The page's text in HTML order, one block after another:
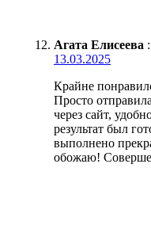
Агата Елисеева :
13.03.2025
Крайне
Просто
через сайт,
результат был
выполнено
обожаю!